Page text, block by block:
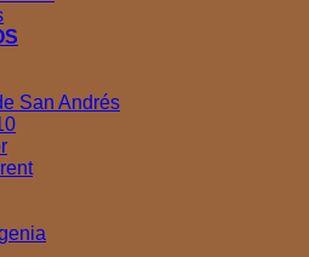
San Andrés